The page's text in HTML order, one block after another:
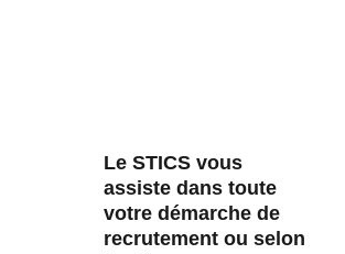
Le STICS vous
assiste dans toute
votre démarche de
recrutement ou selon